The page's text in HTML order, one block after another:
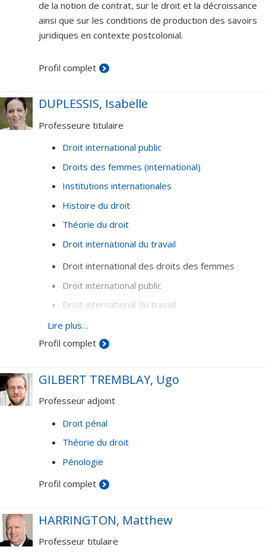
de la notion de contrat, sur le droit et la décroissance
ainsi que sur les conditions de production des savoirs
juridiques en contexte postcolonial.
Profil complet
DUPLESSIS, Isabelle
Professeure titulaire
Droit international public
Droits des femmes (international)
Institutions internationales
Histoire du droit
Théorie du droit
Droit international du travail
Droit international des droits des femmes
Droit international public
Droit international du travail
Institutions internationales
Histoire et théorie du droit
Lire plus…
Profil complet
GILBERT TREMBLAY, Ugo
Professeur adjoint
Droit pénal
Théorie du droit
Pénologie
Profil complet
HARRINGTON, Matthew
Professeur titulaire